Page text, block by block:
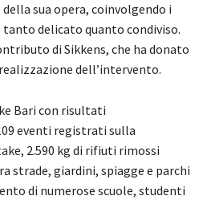
sua opera, coinvolgendo i
delicato quanto condiviso.
di Sikkens, che ha donato
dell’intervento.
Bari con risultati
eventi registrati sulla
2.590 kg di rifiuti rimossi
strade, giardini, spiagge e parchi
di numerose scuole, studenti